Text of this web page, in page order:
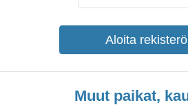
Aloita
Muut paikat,